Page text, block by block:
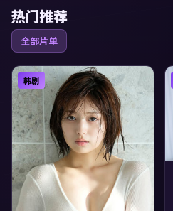
热门推荐
全部片单
韩剧